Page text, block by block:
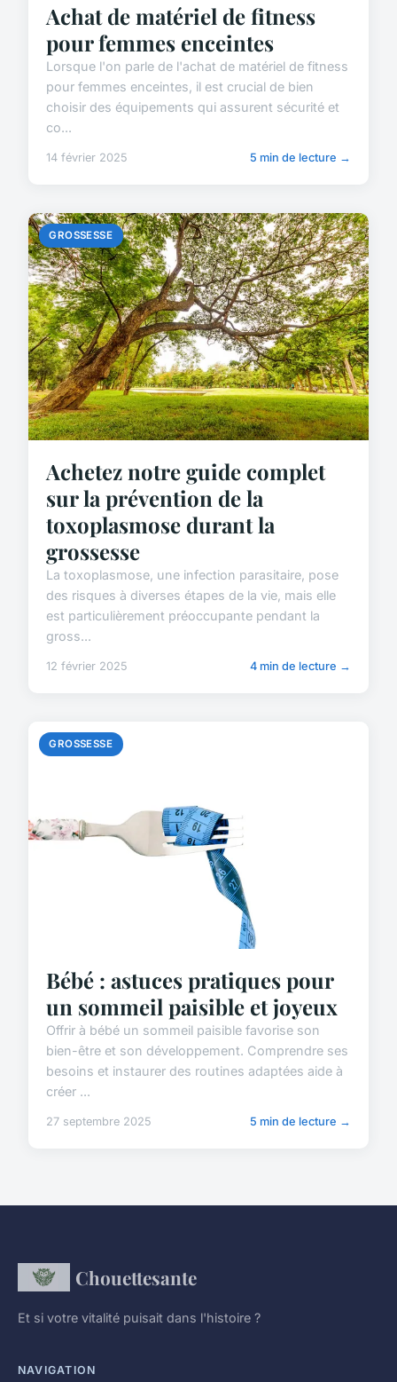
Achat de matériel de fitness
pour femmes enceintes
Lorsque l'on parle de l'achat de matériel de fitness
pour femmes enceintes, il est crucial de bien
choisir des équipements qui assurent sécurité et
co...
14 février 2025 5 min de lecture →
GROSSESSE
Achetez notre guide complet
sur la prévention de la
toxoplasmose durant la
grossesse
La toxoplasmose, une infection parasitaire, pose
des risques à diverses étapes de la vie, mais elle
est particulièrement préoccupante pendant la
gross...
12 février 2025 4 min de lecture →
GROSSESSE
Bébé : astuces pratiques pour
un sommeil paisible et joyeux
Offrir à bébé un sommeil paisible favorise son
bien-être et son développement. Comprendre ses
besoins et instaurer des routines adaptées aide à
créer ...
27 septembre 2025 5 min de lecture →
Chouettesante
Et si votre vitalité puisait dans l'histoire ?
NAVIGATION